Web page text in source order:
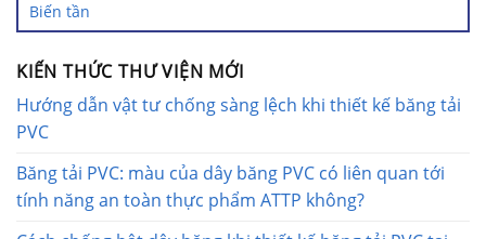
Biến tần
KIẾN THỨC THƯ VIỆN MỚI
Hướng dẫn vật tư chống sàng lệch khi thiết kế băng tải
PVC
Băng tải PVC: màu của dây băng PVC có liên quan tới
tính năng an toàn thực phẩm ATTP không?